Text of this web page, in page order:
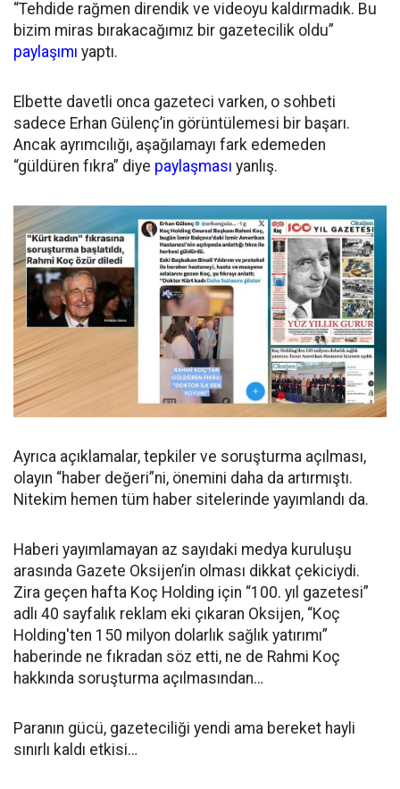
“Tehdide rağmen direndik ve videoyu kaldırmadık. Bu
bizim miras bırakacağımız bir gazetecilik oldu”
paylaşımı yaptı.
Elbette davetli onca gazeteci varken, o sohbeti
sadece Erhan Gülenç’in görüntülemesi bir başarı.
Ancak ayrımcılığı, aşağılamayı fark edemeden
“güldüren fıkra” diye paylaşması yanlış.
Ayrıca açıklamalar, tepkiler ve soruşturma açılması,
olayın “haber değeri”ni, önemini daha da artırmıştı.
Nitekim hemen tüm haber sitelerinde yayımlandı da.
Haberi yayımlamayan az sayıdaki medya kuruluşu
arasında Gazete Oksijen’in olması dikkat çekiciydi.
Zira geçen hafta Koç Holding için “100. yıl gazetesi”
adlı 40 sayfalık reklam eki çıkaran Oksijen, “Koç
Holding'ten 150 milyon dolarlık sağlık yatırımı”
haberinde ne fıkradan söz etti, ne de Rahmi Koç
hakkında soruşturma açılmasından…
Paranın gücü, gazeteciliği yendi ama bereket hayli
sınırlı kaldı etkisi…